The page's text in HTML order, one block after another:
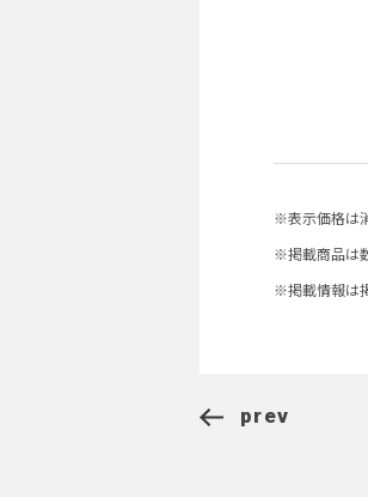
※表示価格は
※掲載商品は
※掲載情報は
prev